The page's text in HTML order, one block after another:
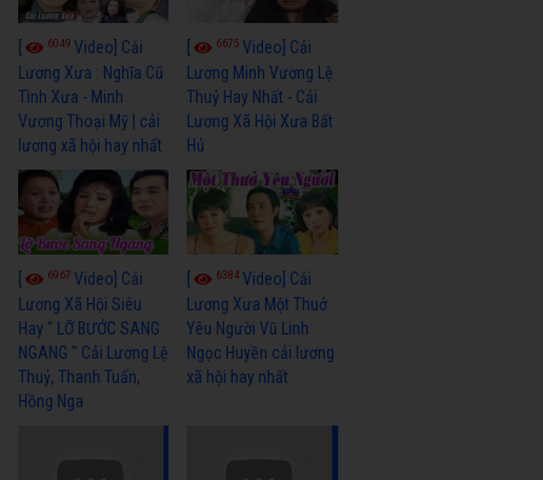
6049 Video] Cải
Lương Xưa : Nghĩa Cũ
Tình Xưa - Minh
Vương Thoại Mỹ | cải
lương xã hội hay nhất
6675Video] Cải
Lương Minh Vương Lệ
Thuỷ Hay Nhất - Cải
Lương Xã Hội Xưa Bất
Hủ
6967 Video] Cải
Lương Xã Hội Siêu
Hay " LỠ BƯỚC SANG
NGANG " Cải Lương Lệ
Thuỷ, Thanh Tuấn,
Hồng Nga
6384Video] Cải
Lương Xưa Một Thuở
Yêu Người Vũ Linh
Ngọc Huyền cải lương
xã hội hay nhất